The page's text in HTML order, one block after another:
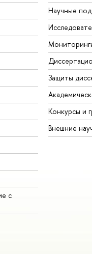
с
Научные
Защиты
Конкурсы и
Внешние